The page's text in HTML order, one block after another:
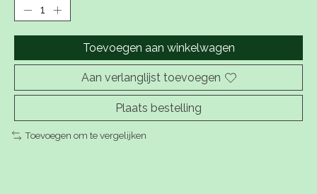
Toevoegen aan winkelwagen
Aan verlanglijst toevoegen
Plaats bestelling
Toevoegen om te vergelijken